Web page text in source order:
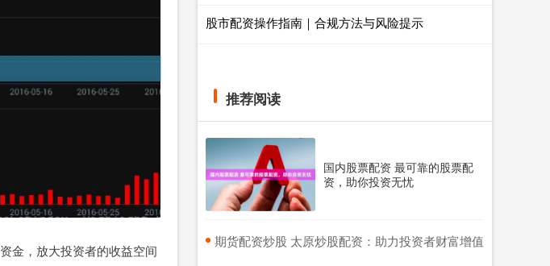
金，放大投资者的收益空间
股市配资操作指南｜合规方法与风险提示
推荐阅读
国内股票配资 最可靠的股票配
资，助你投资无忧
​期货配资炒股 太原炒股配资：助力投资者财富增值